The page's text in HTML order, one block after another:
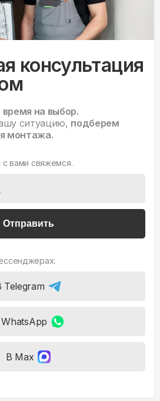
консультация
время на выбор.
ситуацию, подберем
монтажа.
с вами свяжемся.
Отправить
Telegram
В Max